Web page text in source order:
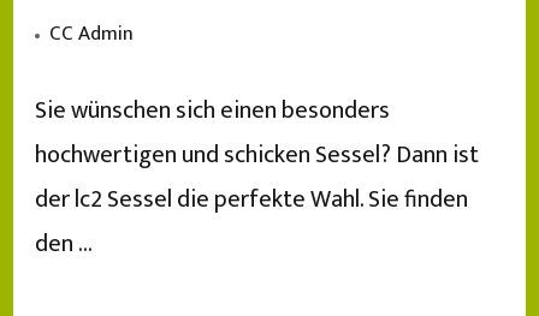
CC Admin
Sie wünschen sich einen besonders
hochwertigen und schicken Sessel? Dann ist
der lc2 Sessel die perfekte Wahl. Sie finden
den …